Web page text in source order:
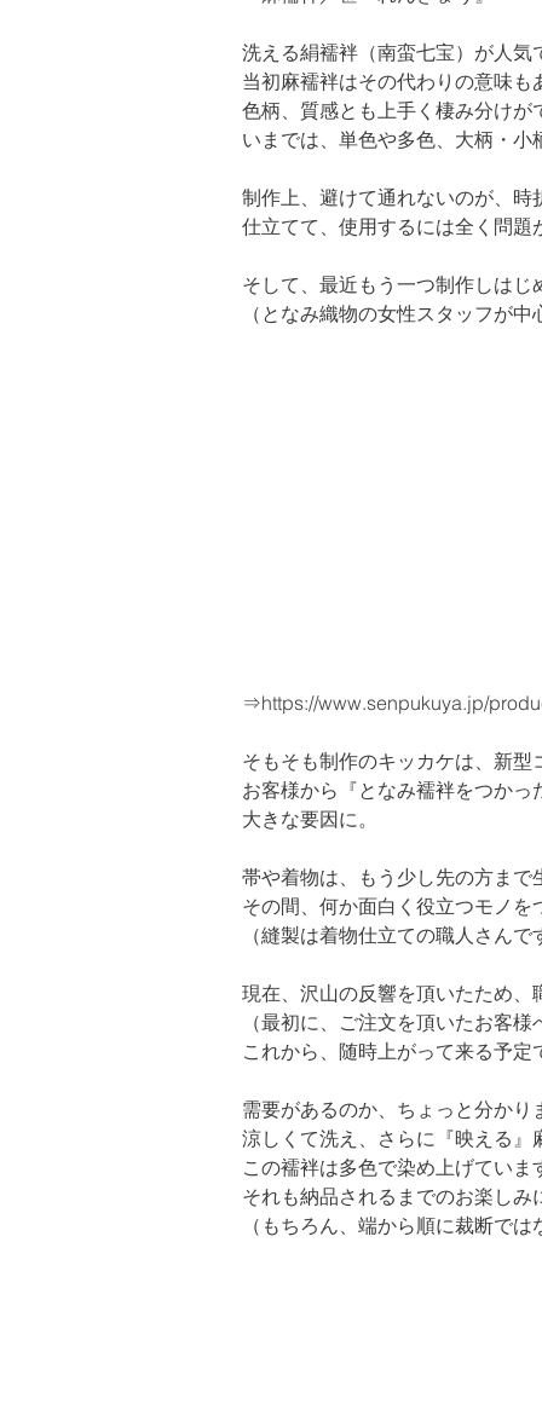
洗える絹襦袢（南蛮七宝）が人気
当初麻襦袢はその代わりの意味も
色柄、質感とも上手く棲み分けが
いまでは、単色や多色、大柄・小
制作上、避けて通れないのが、時
仕立てて、使用するには全く問題
そして、最近もう一つ制作しはじ
（となみ織物の女性スタッフが中
⇒https://www.senpukuya.jp/
そもそも制作のキッカケは、新型
お客様から『となみ襦袢をつかっ
大きな要因に。
帯や着物は、もう少し先の方まで
その間、何か面白く役立つモノを
（縫製は着物仕立ての職人さんで
現在、沢山の反響を頂いたため、
（最初に、ご注文を頂いたお客様
これから、随時上がって来る予定
需要があるのか、ちょっと分かり
涼しくて洗え、さらに『映える』
この襦袢は多色で染め上げていま
それも納品されるまでのお楽しみ
（もちろん、端から順に裁断で